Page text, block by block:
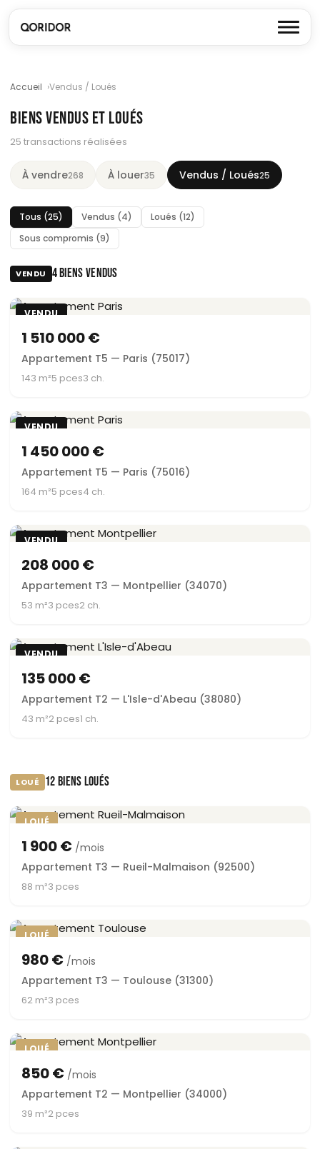
Accueil Vendus / Loués
BIENS VENDUS ET LOUÉS
25 transactions réalisées
À vendre268 À louer35 Vendus / Loués25
Tous (25) Vendus (4)
Loués (12)
Sous compromis (9)
VENDU 4 BIENS VENDUS
VENDU
1 510 000 €
Appartement T5 — Paris (75017)
143 m²5 pces3 ch.
VENDU
1 450 000 €
Appartement T5 — Paris (75016)
164 m²5 pces4 ch.
VENDU
208 000 €
Appartement T3 — Montpellier (34070)
53 m²3 pces2 ch.
VENDU
135 000 €
Appartement T2 — L'Isle-d'Abeau (38080)
43 m²2 pces1 ch.
LOUÉ 12 BIENS LOUÉS
LOUÉ
1 900 € /mois
Appartement T3 — Rueil-Malmaison (92500)
88 m²3 pces
LOUÉ
980 € /mois
Appartement T3 — Toulouse (31300)
62 m²3 pces
LOUÉ
850 € /mois
Appartement T2 — Montpellier (34000)
39 m²2 pces